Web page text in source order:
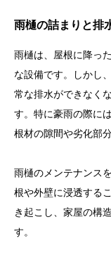
雨樋の詰まりと排
雨樋は、屋根に降っ
な設備です。しかし
常な排水ができなく
す。特に豪雨の際に
根材の隙間や劣化部
雨樋のメンテナンス
根や外壁に浸透する
き起こし、家屋の構
す。